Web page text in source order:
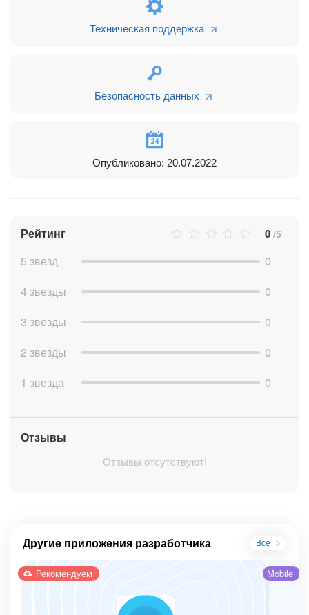
Техническая поддержка
Безопасность данных
Опубликовано: 20.07.2022
Рейтинг 0 /5
5 звезд
0
4 звезды
0
3 звезды
0
2 звезды
0
1 звезда
0
Отзывы
Отзывы отсутствуют!
Другие приложения разработчика Все
Рекомендуем Mobile